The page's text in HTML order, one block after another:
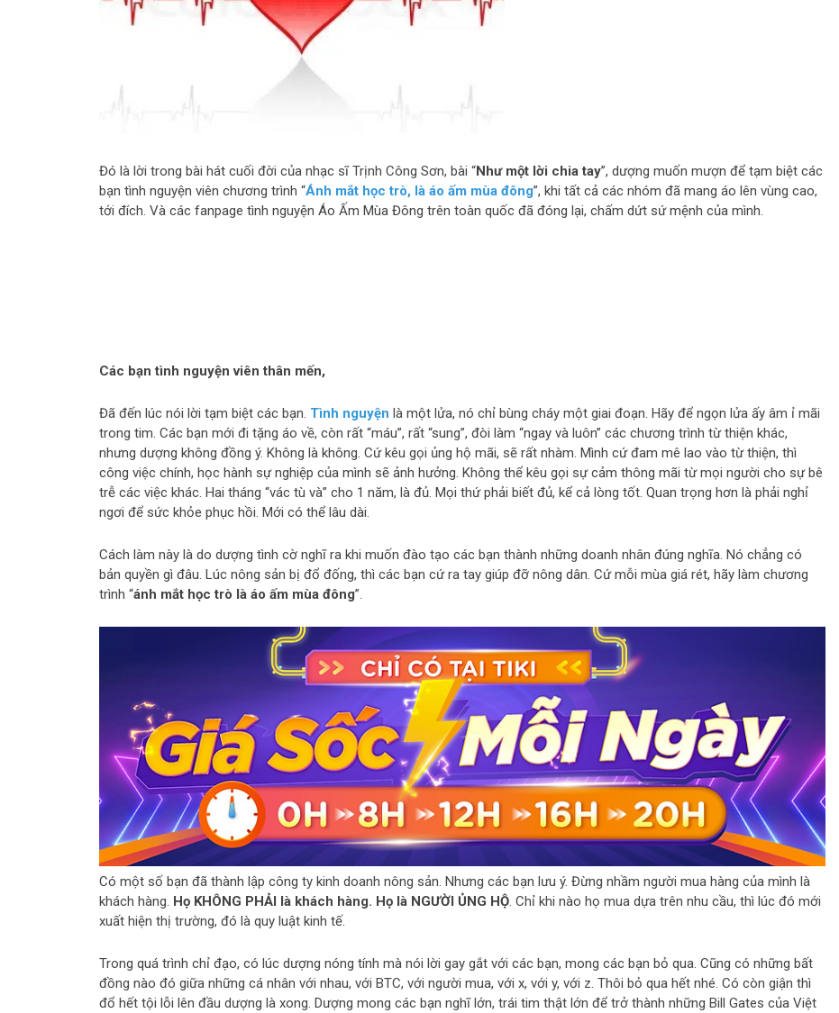
Đó là lời trong bài hát cuối đời của nhạc sĩ Trịnh Công Sơn, bài “Như một lời chia tay”, dượng muốn mượn để tạm biệt các
bạn tình nguyện viên chương trình “Ánh mắt học trò, là áo ấm mùa đông”, khi tất cả các nhóm đã mang áo lên vùng cao,
tới đích. Và các fanpage tình nguyện Áo Ấm Mùa Đông trên toàn quốc đã đóng lại, chấm dứt sứ mệnh của mình.
Các bạn tình nguyện viên thân mến,
Đã đến lúc nói lời tạm biệt các bạn. Tình nguyện là một lửa, nó chỉ bùng cháy một giai đoạn. Hãy để ngọn lửa ấy âm ỉ mãi
trong tim. Các bạn mới đi tặng áo về, còn rất “máu”, rất “sung”, đòi làm “ngay và luôn” các chương trình từ thiện khác,
nhưng dượng không đồng ý. Không là không. Cứ kêu gọi ủng hộ mãi, sẽ rất nhàm. Mình cứ đam mê lao vào từ thiện, thì
công việc chính, học hành sự nghiệp của mình sẽ ảnh hưởng. Không thể kêu gọi sự cảm thông mãi từ mọi người cho sự bê
trễ các việc khác. Hai tháng “vác tù và” cho 1 năm, là đủ. Mọi thứ phải biết đủ, kể cả lòng tốt. Quan trọng hơn là phải nghỉ
ngơi để sức khỏe phục hồi. Mới có thể lâu dài.
Cách làm này là do dượng tình cờ nghĩ ra khi muốn đào tạo các bạn thành những doanh nhân đúng nghĩa. Nó chẳng có
bản quyền gì đâu. Lúc nông sản bị đổ đống, thì các bạn cứ ra tay giúp đỡ nông dân. Cứ mỗi mùa giá rét, hãy làm chương
trình “ánh mắt học trò là áo ấm mùa đông”.
Có một số bạn đã thành lập công ty kinh doanh nông sản. Nhưng các bạn lưu ý. Đừng nhầm người mua hàng của mình là
khách hàng. Họ KHÔNG PHẢI là khách hàng. Họ là NGƯỜI ỦNG HỘ . Chỉ khi nào họ mua dựa trên nhu cầu, thì lúc đó mới
xuất hiện thị trường, đó là quy luật kinh tế.
Trong quá trình chỉ đạo, có lúc dượng nóng tính mà nói lời gay gắt với các bạn, mong các bạn bỏ qua. Cũng có những bất
đồng nào đó giữa những cá nhân với nhau, với BTC, với người mua, với x, với y, với z. Thôi bỏ qua hết nhé. Có còn giận thì
đổ hết tội lỗi lên đầu dượng là xong. Dượng mong các bạn nghĩ lớn, trái tim thật lớn để trở thành những Bill Gates của Việt